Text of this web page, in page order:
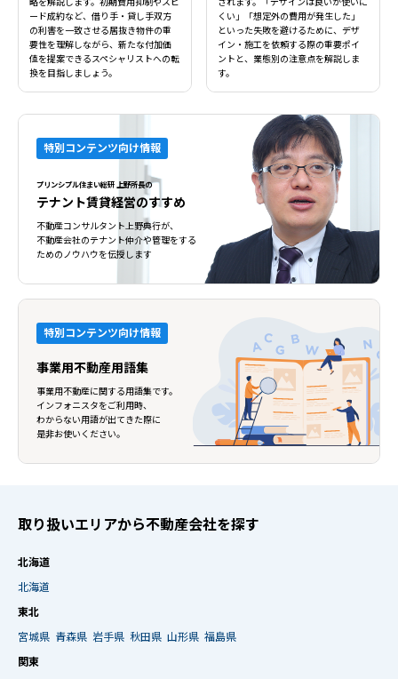
ード成約など、借り手・貸し手双方
の利害を一致させる居抜き物件の重
要性を理解しながら、新たな付加価
値を提案できるスペシャリストへの転
換を目指しましょう。
くい」「想定外の費用が発生した」
といった失敗を避けるために、デザ
イン・施工を依頼する際の重要ポイ
ントと、業態別の注意点を解説しま
す。
特別コンテンツ向け情報
プリンシプル住まい総研 上野所長の
テナント賃貸経営のすすめ
不動産コンサルタント上野典行が、
不動産会社のテナント仲介や管理をする
ためのノウハウを伝授します
特別コンテンツ向け情報
事業用不動産用語集
事業用不動産に関する用語集です。
インフォニスタをご利用時、
わからない用語が出てきた際に
是非お使いください。
取り扱いエリアから不動産会社を探す
北海道
北海道
東北
宮城県 青森県 岩手県 秋田県 山形県 福島県
関東